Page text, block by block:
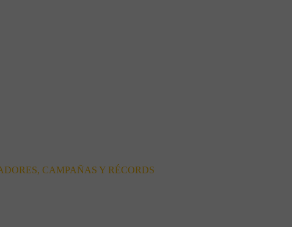
CAMPAÑAS Y RÉCORDS